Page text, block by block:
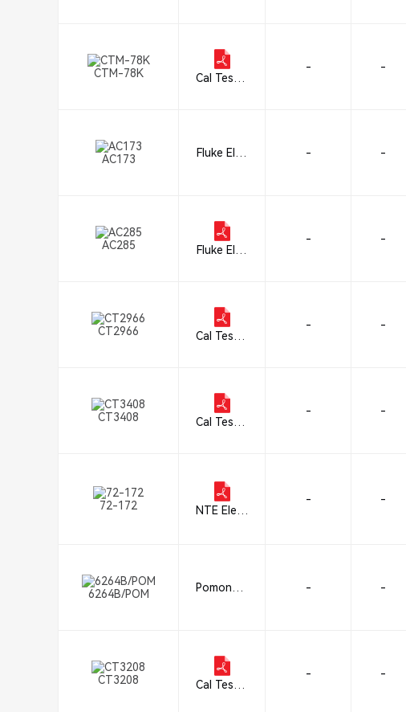
CTM-78K
Cal Test E
- -
AC173
Fluke Elec
- -
AC285
Fluke Elec
- -
CT2966
Cal Test E
- -
CT3408
Cal Test E
- -
72-172
NTE Elect
- -
6264B/POM
Pomona E
- -
CT3208
Cal Test E
- -